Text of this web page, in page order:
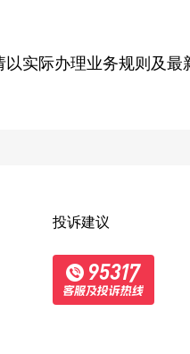
实际办理业务规则及最
投诉建议